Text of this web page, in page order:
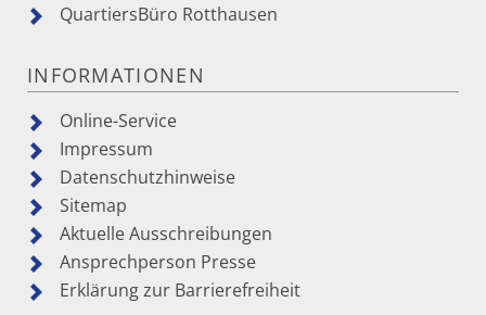
QuartiersBüro Rotthausen
INFORMATIONEN
Online-Service
Impressum
Datenschutzhinweise
Sitemap
Aktuelle Ausschreibungen
Ansprechperson Presse
Erklärung zur Barrierefreiheit